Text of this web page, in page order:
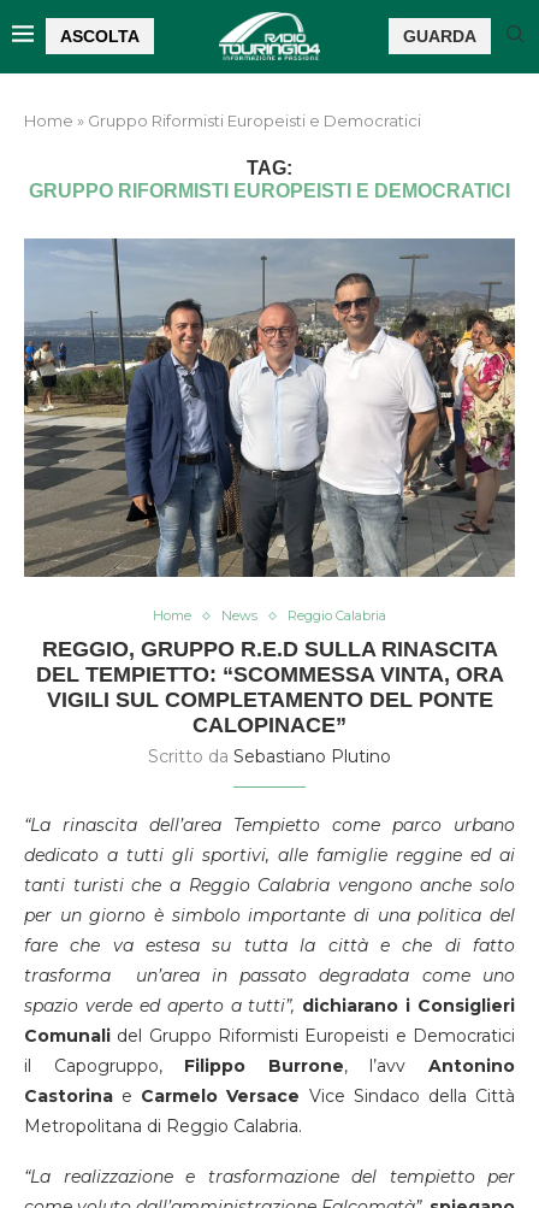
ASCOLTA GUARDA
Home » Gruppo Riformisti Europeisti e Democratici
TAG:
GRUPPO RIFORMISTI EUROPEISTI E DEMOCRATICI
Home News Reggio Calabria
REGGIO, GRUPPO R.E.D SULLA RINASCITA
DEL TEMPIETTO: “SCOMMESSA VINTA, ORA
VIGILI SUL COMPLETAMENTO DEL PONTE
CALOPINACE”
Scritto da Sebastiano Plutino
“La rinascita dell’area Tempietto come parco urbano
dedicato a tutti gli sportivi, alle famiglie reggine ed ai
tanti turisti che a Reggio Calabria vengono anche solo
per un giorno è simbolo importante di una politica del
fare che va estesa su tutta la città e che di fatto
trasforma un’area in passato degradata come uno
spazio verde ed aperto a tutti”, dichiarano i Consiglieri
Comunali del Gruppo Riformisti Europeisti e Democratici
il Capogruppo,Filippo Burrone, l’avvAntonino
Castorina e Carmelo Versace Vice Sindaco della Città
Metropolitana di Reggio Calabria.
“La realizzazione e trasformazione del tempietto per